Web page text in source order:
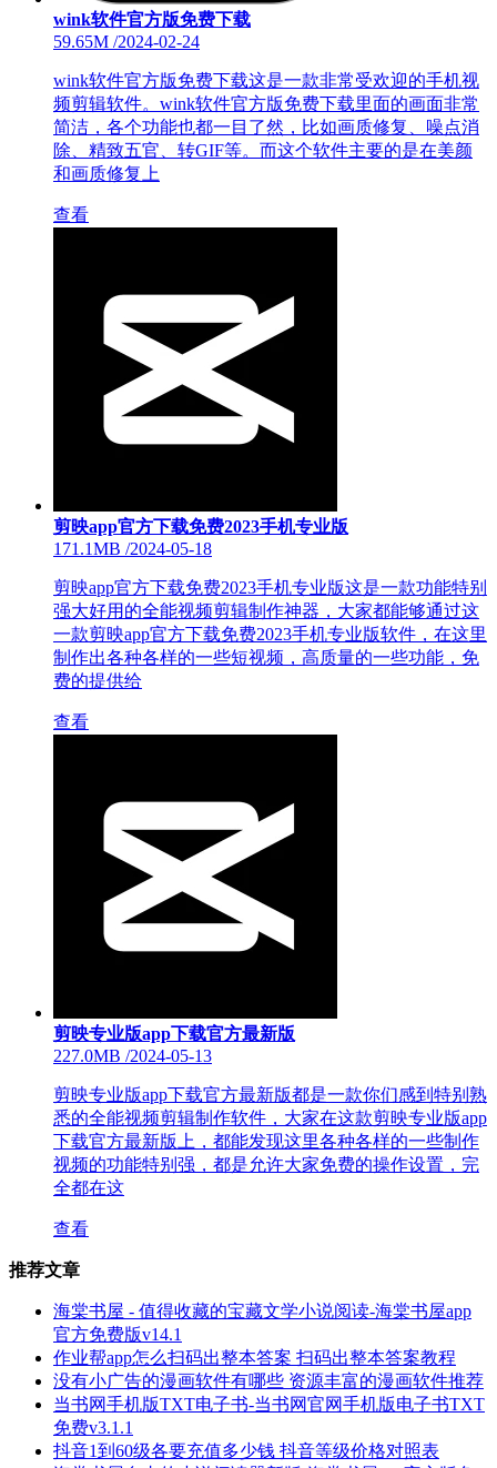
wink软件官方版免费下载
59.65M /2024-02-24
wink软件官方版免费下载这是一款非常受欢迎的手机视
频剪辑软件。wink软件官方版免费下载里面的画面非常
简洁，各个功能也都一目了然，比如画质修复、噪点消
除、精致五官、转GIF等。而这个软件主要的是在美颜
和画质修复上
查看
剪映app官方下载免费2023手机专业版
171.1MB /2024-05-18
剪映app官方下载免费2023手机专业版这是一款功能特别
强大好用的全能视频剪辑制作神器，大家都能够通过这
一款剪映app官方下载免费2023手机专业版软件，在这里
制作出各种各样的一些短视频，高质量的一些功能，免
费的提供给
查看
剪映专业版app下载官方最新版
227.0MB /2024-05-13
剪映专业版app下载官方最新版都是一款你们感到特别熟
悉的全能视频剪辑制作软件，大家在这款剪映专业版app
下载官方最新版上，都能发现这里各种各样的一些制作
视频的功能特别强，都是允许大家免费的操作设置，完
全都在这
查看
推荐文章
海棠书屋 - 值得收藏的宝藏文学小说阅读-海棠书屋app
官方免费版v14.1
作业帮app怎么扫码出整本答案 扫码出整本答案教程
没有小广告的漫画软件有哪些 资源丰富的漫画软件推荐
当书网手机版TXT电子书-当书网官网手机版电子书TXT
免费v3.1.1
抖音1到60级各要充值多少钱 抖音等级价格对照表